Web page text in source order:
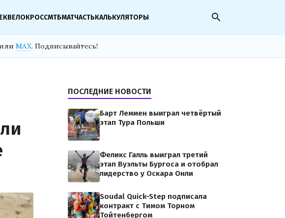
ВЕЛОКРОССМТБМАТЧАСТЬКАЛЬКУЛЯТОРЫ search
или MAX. Подписывайтесь!
ПОСЛЕДНИЕ НОВОСТИ
Барт Леммен выиграл четвёртый
этап Тура Польши
Феликс Галль выиграл третий
этап Вуэльты Бургоса и отобрал
лидерство у Оскара Онли
Soudal Quick-Step подписала
контракт с Тимом Торном
Тойтенбергом